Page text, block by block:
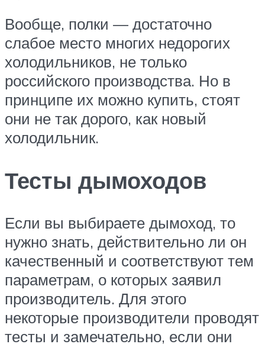
Вообще, полки — достаточно
слабое место многих недорогих
холодильников, не только
российского производства. Но в
принципе их можно купить, стоят
они не так дорого, как новый
холодильник.
Тесты дымоходов
Если вы выбираете дымоход, то
нужно знать, действительно ли он
качественный и соответствуют тем
параметрам, о которых заявил
производитель. Для этого
некоторые производители проводят
тесты и замечательно, если они